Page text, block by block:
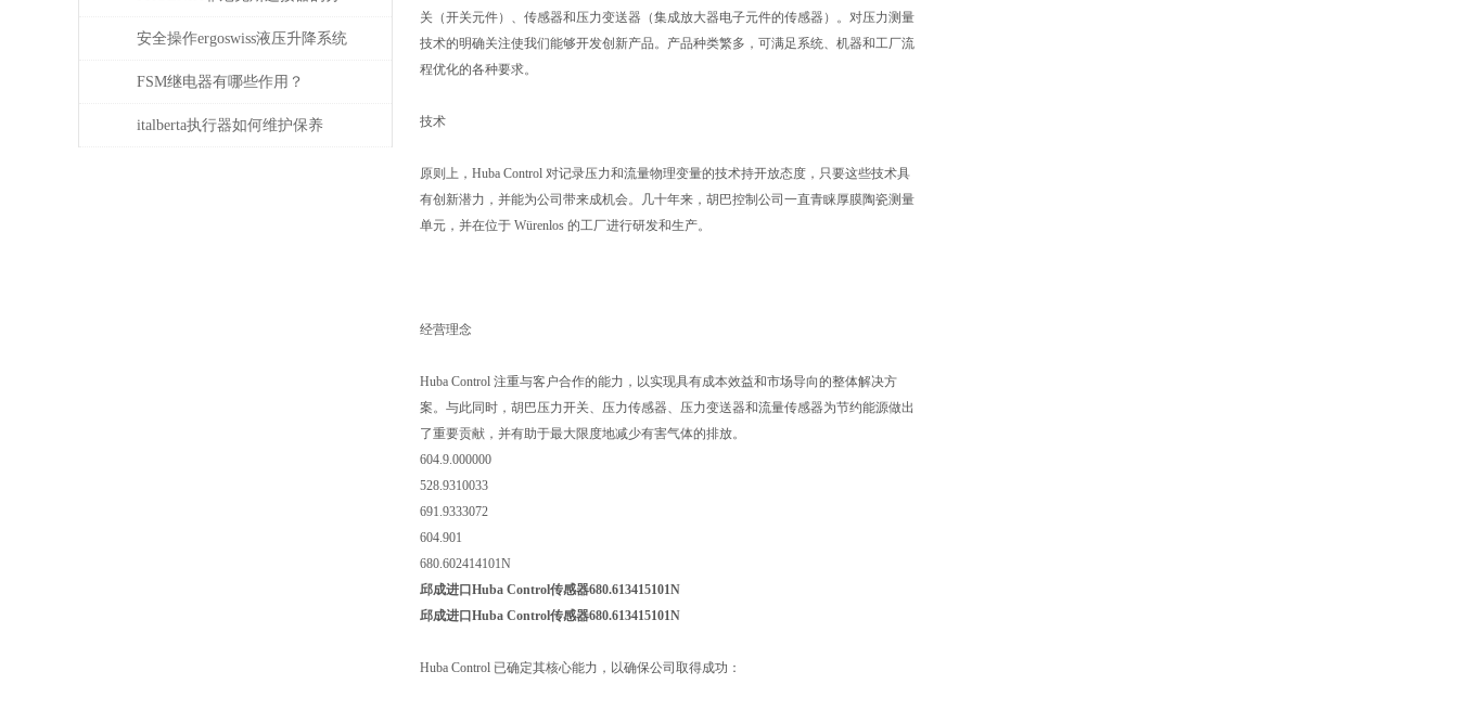
类及应用领域
安全操作ergoswiss液压升降系统
的规程
FSM继电器有哪些作用？
italberta执行器如何维护保养
关（开关元件）、传感器和压力变送器（集成放大器电子元件的传感器）。对压力测量
技术的明确关注使我们能够开发创新产品。产品种类繁多，可满足系统、机器和工厂流
程优化的各种要求。
技术
原则上，Huba Control 对记录压力和流量物理变量的技术持开放态度，只要这些技术具
有创新潜力，并能为公司带来成机会。几十年来，胡巴控制公司一直青睐厚膜陶瓷测量
单元，并在位于 Würenlos 的工厂进行研发和生产。
经营理念
Huba Control 注重与客户合作的能力，以实现具有成本效益和市场导向的整体解决方
案。与此同时，胡巴压力开关、压力传感器、压力变送器和流量传感器为节约能源做出
了重要贡献，并有助于最大限度地减少有害气体的排放。
604.9.000000
528.9310033
691.9333072
604.901
680.602414101N
邱成进口Huba Control传感器680.613415101N
邱成进口Huba Control传感器680.613415101N
Huba Control 已确定其核心能力，以确保公司取得成功：